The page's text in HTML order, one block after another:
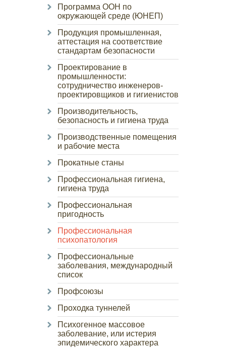
Программа ООН по
окружающей среде (ЮНЕП)
Продукция промышленная,
аттестация на соответствие
стандартам безопасности
Проектирование в
промышленности:
сотрудничество инженеров-
проектировщиков и гигиенистов
Производительность,
безопасность и гигиена труда
Производственные помещения
и рабочие места
Прокатные станы
Профессиональная гигиена,
гигиена труда
Профессиональная
пригодность
Профессиональная
психопатология
Профессиональные
заболевания, международный
список
Профсоюзы
Проходка туннелей
Психогенное массовое
заболевание, или истерия
эпидемического характера